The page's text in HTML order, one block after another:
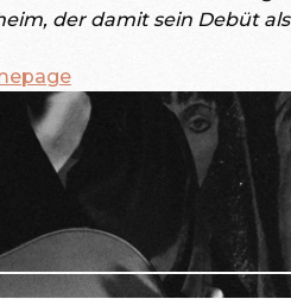
der damit sein Debüt